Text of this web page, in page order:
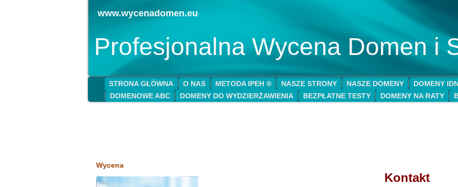
Profesjonalna Wycena Domen i
www.wycenadomen.eu
STRONA GŁÓWNA O NAS METODA IPEH ® NASZE STRONY NASZE DOMENY
DOMENY
DOMENOWE ABC
DOMENY DO WYDZIERŻAWIENIA BEZPŁATNE TESTY DOMENY NA RATY
Wycena
Kontakt